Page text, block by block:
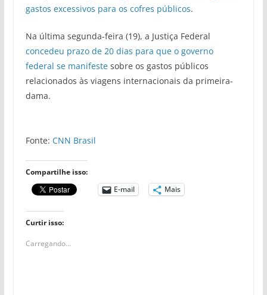
gastos excessivos para os cofres públicos.
Na última segunda-feira (19), a Justiça Federal
concedeu prazo de 20 dias para que o governo
federal se manifestesobre os gastos públicos
relacionados às viagens internacionais da primeira-
dama.
Fonte: CNN Brasil
Compartilhe isso:
E-mail
Mais
Curtir isso:
Carregando...